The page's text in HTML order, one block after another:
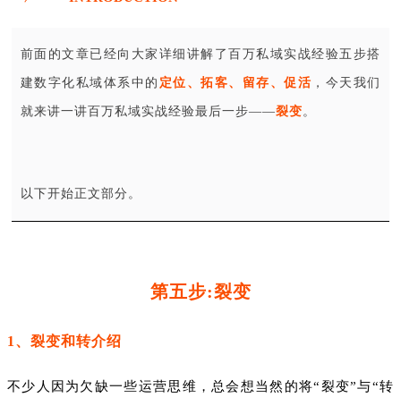
前面的文章已经向大家详细讲解了百万私域实战经验五步搭
建数字化私域体系中的 定位 、拓客、留存、促活 ，今天我们
就来讲一讲百万私域实战经验最后一步——裂变。
以下开始正文部分。
第五步:裂变
1、裂变和转介绍
不少人因为欠缺一些运营思维，总会想当然的将“裂变”与“转